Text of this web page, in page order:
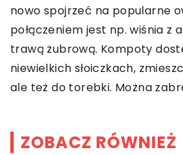
nowo spojrzeć na popularne
połączeniem jest np. wiśnia z
trawą żubrową. Kompoty
niewielkich słoiczkach,
ale też do torebki. Można
ZOBACZ RÓWNIEŻ